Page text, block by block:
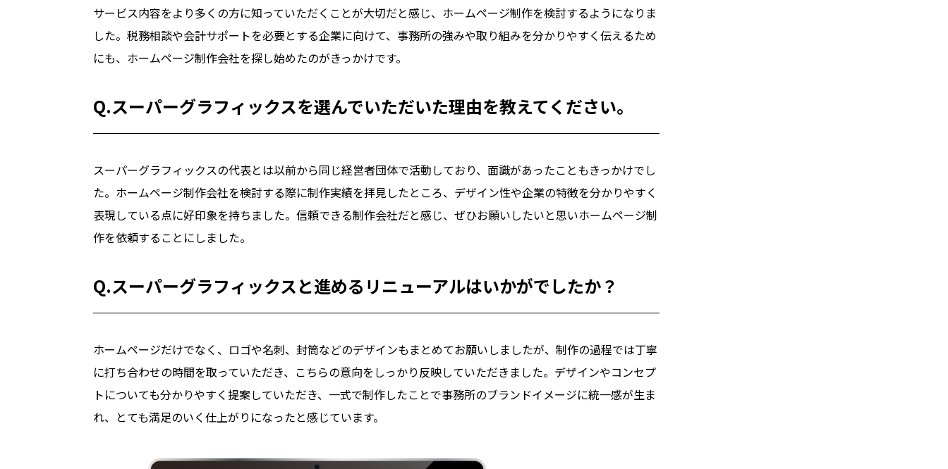
サービス内容をより多くの方に知っていただくことが大切だと感じ、ホームページ制作を検討するようになりま
した。税務相談や会計サポートを必要とする企業に向けて、事務所の強みや取り組みを分かりやすく伝えるため
にも、ホームページ制作会社を探し始めたのがきっかけです。
Q.スーパーグラフィックスを選んでいただいた理由を教えてください。
スーパーグラフィックスの代表とは以前から同じ経営者団体で活動しており、面識があったこともきっかけでし
た。ホームページ制作会社を検討する際に制作実績を拝見したところ、デザイン性や企業の特徴を分かりやすく
表現している点に好印象を持ちました。信頼できる制作会社だと感じ、ぜひお願いしたいと思いホームページ制
作を依頼することにしました。
Q.スーパーグラフィックスと進めるリニューアルはいかがでしたか？
ホームページだけでなく、ロゴや名刺、封筒などのデザインもまとめてお願いしましたが、制作の過程では丁寧
に打ち合わせの時間を取っていただき、こちらの意向をしっかり反映していただきました。デザインやコンセプ
トについても分かりやすく提案していただき、一式で制作したことで事務所のブランドイメージに統一感が生ま
れ、とても満足のいく仕上がりになったと感じています。